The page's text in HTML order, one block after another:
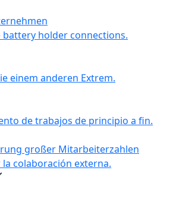
battery holder connections.
einem anderen Extrem.
de trabajos de principio a fin.
großer Mitarbeiterzahlen
colaboración externa.